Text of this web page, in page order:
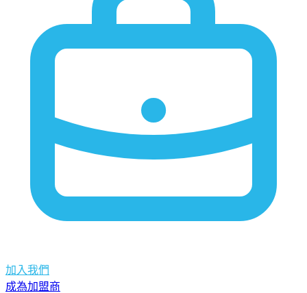
加入我們
成為加盟商